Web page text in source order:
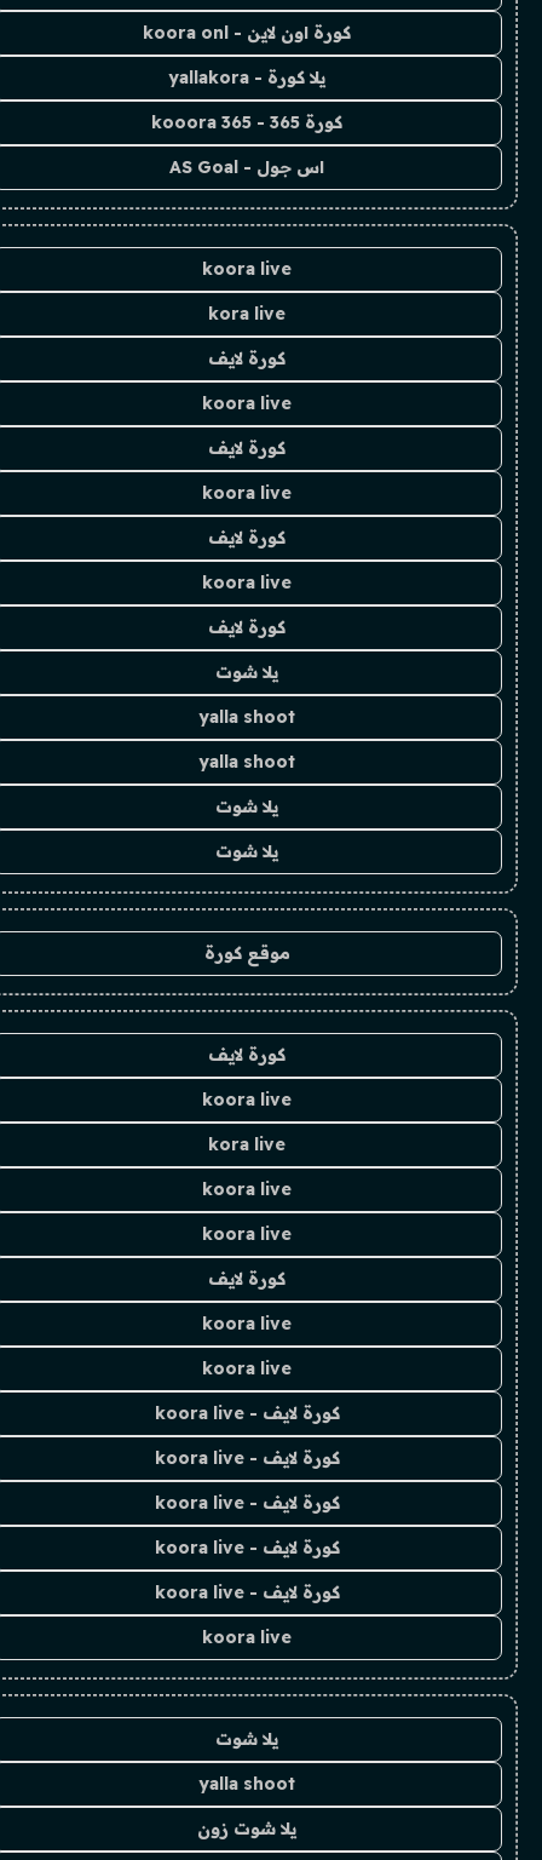
كورة اون لاين - koora onl
يلا كورة - yallakora
كورة 365 - kooora 365
اس جول - AS Goal
koora live
kora live
كورة لايف
koora live
كورة لايف
koora live
كورة لايف
koora live
كورة لايف
يلا شوت
yalla shoot
yalla shoot
يلا شوت
يلا شوت
موقع كورة
كورة لايف
koora live
kora live
koora live
koora live
كورة لايف
koora live
koora live
كورة لايف - koora live
كورة لايف - koora live
كورة لايف - koora live
كورة لايف - koora live
كورة لايف - koora live
koora live
يلا شوت
yalla shoot
يلا شوت زون